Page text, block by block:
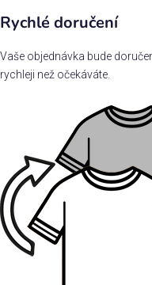
Rychlé doručení
Vaše objednávka bude
rychleji než očekáváte.